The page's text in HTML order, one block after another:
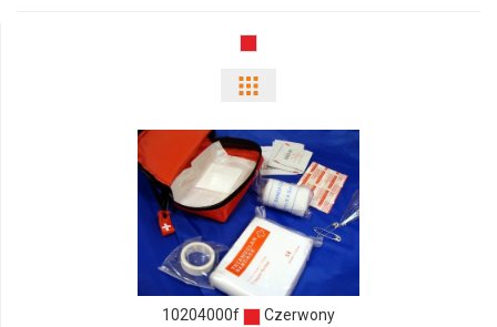
odmiany
i
ilości
produktu
10204000f
10204000f Czerwony